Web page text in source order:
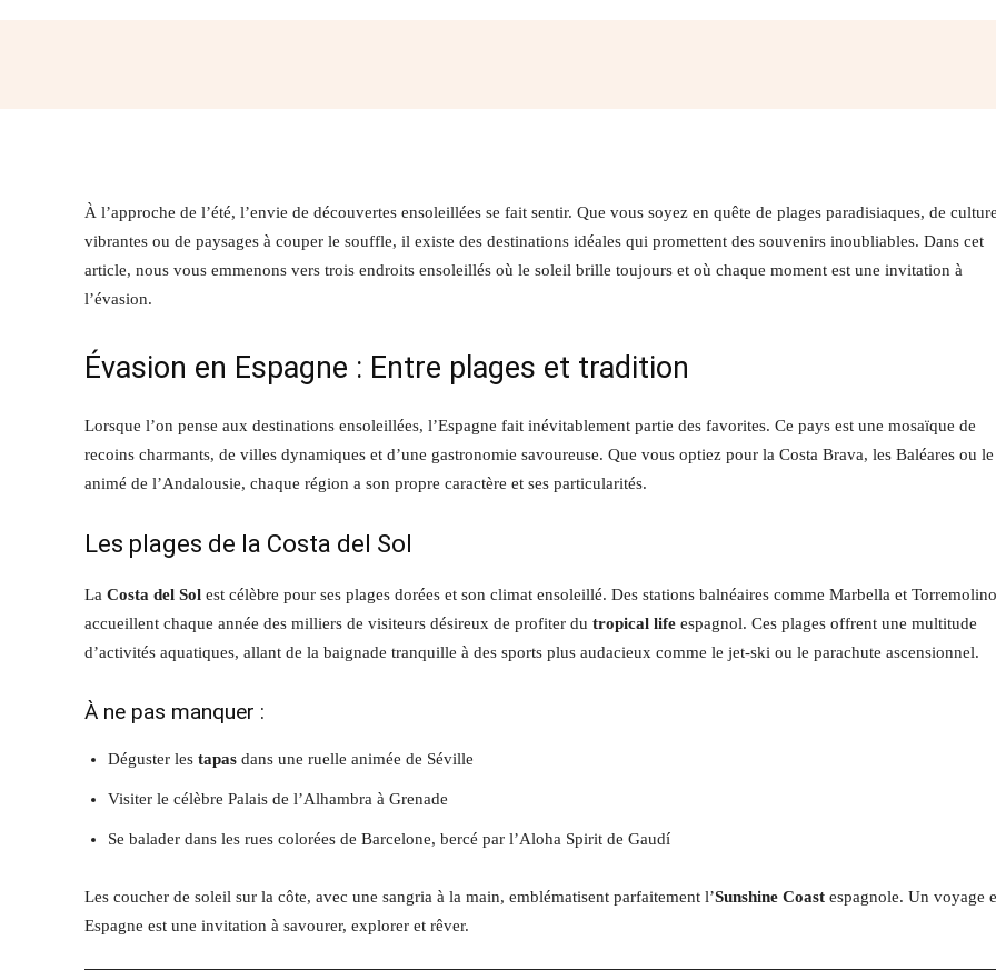
À l’approche de l’été, l’envie de découvertes ensoleillées se fait sentir. Que vous soyez en quête de plages paradisiaques, de
vibrantes ou de paysages à couper le souffle, il existe des destinations idéales qui promettent des souvenirs inoubliables. Dans cet
article, nous vous emmenons vers trois endroits ensoleillés où le soleil brille toujours et où chaque moment est une invitation à
l’évasion.
Évasion en Espagne : Entre plages et tradition
Lorsque l’on pense aux destinations ensoleillées, l’Espagne fait inévitablement partie des favorites. Ce pays est une mosaïque de
recoins charmants, de villes dynamiques et d’une gastronomie savoureuse. Que vous optiez pour la Costa Brava, les Baléares ou
animé de l’Andalousie, chaque région a son propre caractère et ses particularités.
Les plages de la Costa del Sol
La Costa del Sol est célèbre pour ses plages dorées et son climat ensoleillé. Des stations balnéaires comme Marbella et
accueillent chaque année des milliers de visiteurs désireux de profiter du tropical life espagnol. Ces plages offrent une multitude
d’activités aquatiques, allant de la baignade tranquille à des sports plus audacieux comme le jet-ski ou le parachute ascensionnel.
À ne pas manquer :
Déguster les tapas dans une ruelle animée de Séville
Visiter le célèbre Palais de l’Alhambra à Grenade
Se balader dans les rues colorées de Barcelone, bercé par l’Aloha Spirit de Gaudí
Les coucher de soleil sur la côte, avec une sangria à la main, emblématisent parfaitement l’Sunshine Coast espagnole. Un voyage
Espagne est une invitation à savourer, explorer et rêver.